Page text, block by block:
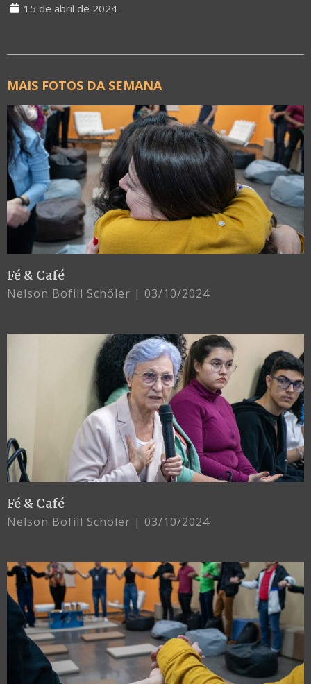
15 de abril de 2024
MAIS FOTOS DA SEMANA
Fé & Café
Nelson Bofill Schöler 03/10/2024
Fé & Café
Nelson Bofill Schöler 03/10/2024